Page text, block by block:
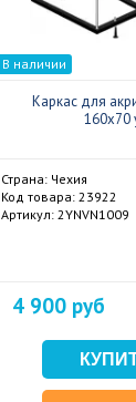
В наличии
Каркас для
160x70
Страна: Чехия
Код товара: 23922
Артикул: 2YNVN1009
4 900 руб